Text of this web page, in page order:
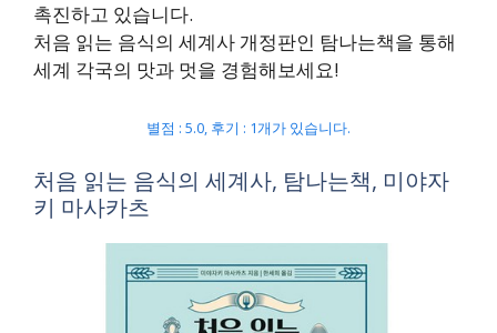
촉진하고 있습니다.
처음 읽는 음식의 세계사 개정판인 탐나는책을 통해
세계 각국의 맛과 멋을 경험해보세요!
별점 : 5.0, 후기 : 1개가 있습니다.
처음 읽는 음식의 세계사, 탐나는책, 미야자
키 마사카츠